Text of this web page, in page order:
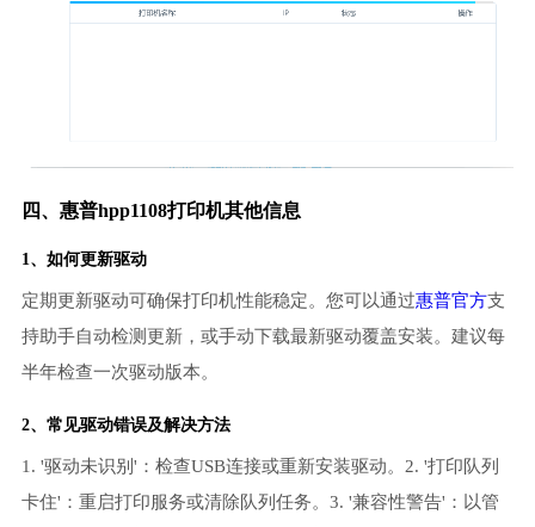
四、惠普hpp1108打印机其他信息
1、如何更新驱动
定期更新驱动可确保打印机性能稳定。您可以通过惠普官方支
持助手自动检测更新，或手动下载最新驱动覆盖安装。建议每
半年检查一次驱动版本。
2、常见驱动错误及解决方法
1. '驱动未识别'：检查USB连接或重新安装驱动。2. '打印队列
卡住'：重启打印服务或清除队列任务。3. '兼容性警告'：以管